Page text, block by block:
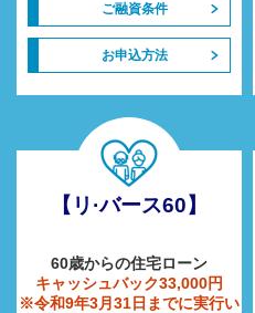
ご融資条件
お申込方法
【リ·バース60】
60歳からの住宅ローン
キャッシュバック33,000円
※令和9年3月31日までに実行い